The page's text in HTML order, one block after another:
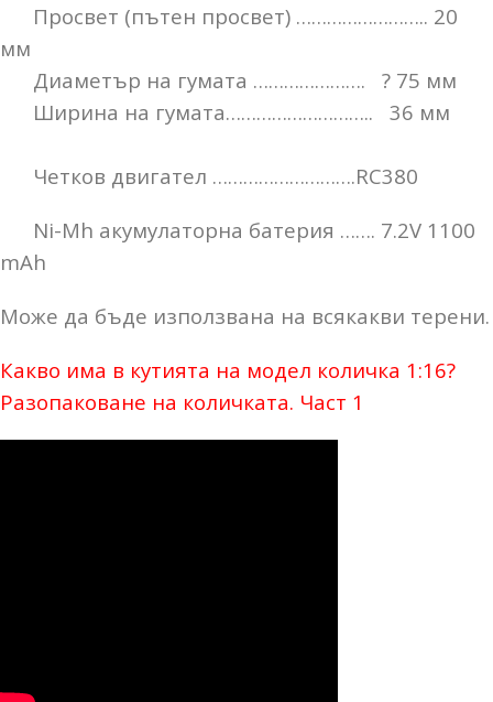
Просвет (пътен просвет) …………………….. 20
мм
Диаметър на гумата …………………. ? 75 мм
Ширина на гумата……………………….. 36 мм
Четков двигател ……………………….RC380
Ni-Mh акумулаторна батерия ……. 7.2V 1100
mAh
Може да бъде използвана на всякакви терени.
Какво има в кутията на модел количка 1:16?
Разопаковане на количката. Част 1